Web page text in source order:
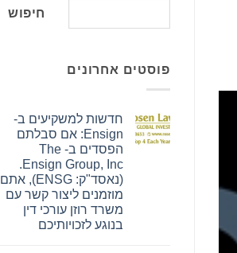
חיפוש
פוסטים אחרונים
חדשות למשקיעים ב-
Ensign: אם סבלתם
הפסדים ב- The
Ensign Group, Inc.
(נאסד"ק: ENSG), אתם
מוזמנים ליצור קשר עם
משרד רוזן עורכי דין
בנוגע לזכויותיכם